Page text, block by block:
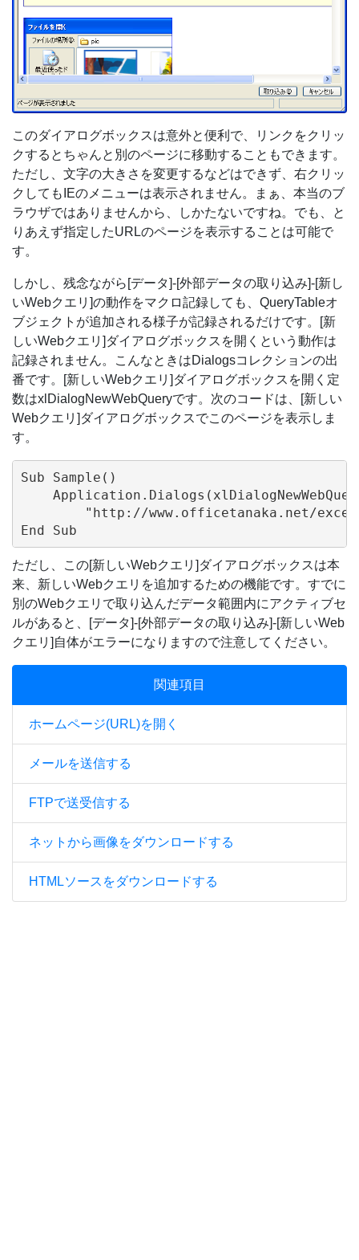
このダイアログボックスは意外と便利で、リンクをクリッ
クするとちゃんと別のページに移動することもできます。
ただし、文字の大きさを変更するなどはできず、右クリッ
クしてもIEのメニューは表示されません。まぁ、本当のブ
ラウザではありませんから、しかたないですね。でも、と
りあえず指定したURLのページを表示することは可能で
す。
しかし、残念ながら[データ]-[外部データの取り込み]-[新し
いWebクエリ]の動作をマクロ記録しても、QueryTableオ
ブジェクトが追加される様子が記録されるだけです。[新
しいWebクエリ]ダイアログボックスを開くという動作は
記録されません。こんなときはDialogsコレクションの出
番です。[新しいWebクエリ]ダイアログボックスを開く定
数はxlDialogNewWebQueryです。次のコードは、[新しい
Webクエリ]ダイアログボックスでこのページを表示しま
す。
Sub Sample()
"http://www.officetanaka.net/
ただし、この[新しいWebクエリ]ダイアログボックスは本
来、新しいWebクエリを追加するための機能です。すでに
別のWebクエリで取り込んだデータ範囲内にアクティブセ
ルがあると、[データ]-[外部データの取り込み]-[新しいWeb
クエリ]自体がエラーになりますので注意してください。
関連項目
ホームページ(URL)を開く
メールを送信する
FTPで送受信する
ネットから画像をダウンロードする
HTMLソースをダウンロードする